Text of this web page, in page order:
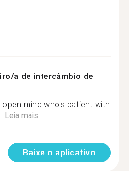
a de intercâmbio de
mind who's patient with
Leia mais
Baixe o aplicativo